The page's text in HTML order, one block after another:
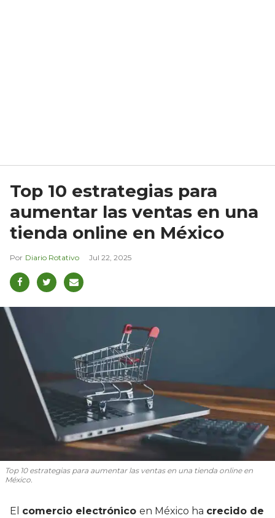
Top 10 estrategias para
aumentar las ventas en una
tienda online en México
Diario Rotativo Jul 22, 2025
Top 10 estrategias para aumentar las ventas en una tienda online en
México.
El comercio electrónico en México ha crecido de